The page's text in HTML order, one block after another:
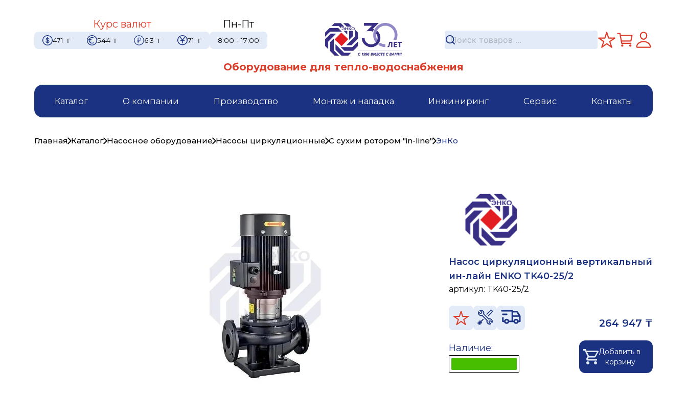
Курс валют
471 ₸ 544 ₸ 6.3 ₸ 71 ₸
Пн-Пт
8:00 - 17:00
Оборудование для тепло-водоснабжения
Каталог О компании Производство Монтаж и наладка Инжиниринг Сервис Контакты
Главная Каталог Насосное оборудование Насосы циркуляционные C сухим ротором "in-line" ЭнКо
Насос циркуляционный вертикальный
ин-лайн ENKO TK40-25/2
артикул: TK40-25/2
264 947 ₸
Наличие:
Добавить в
корзину